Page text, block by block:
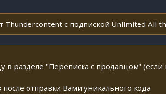
Thundercontent с подпиской Unlimited All
разделе "Переписка с продавцом" (если
отправки Вами уникального кода